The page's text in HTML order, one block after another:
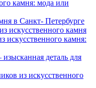
камня: мода или
в Санкт- Петербурге
искусственного камня
искусственного камня:
деталь для
из искусственного